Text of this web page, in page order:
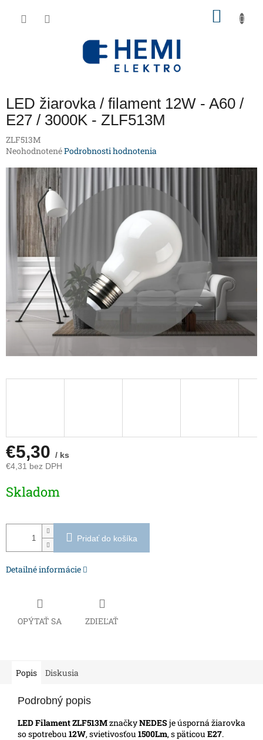
LED žiarovka / filament 12W - A60 /
E27 / 3000K - ZLF513M
ZLF513M
Priemerné
produktu
hviezdičiek.
NeohodnotenéPodrobnosti hodnotenia
€5,30 / ks
€4,31 bez DPH
cena:
Skladom
Pridať do košíka
Detailné informácie
OPÝTAŤ SA ZDIEĽAŤ
Popis Diskusia
Podrobný popis
LED Filament ZLF513MznačkyNEDES je úsporná žiarovka
so spotrebou 12W, svietivosťou 1500Lm, s päticou E27.